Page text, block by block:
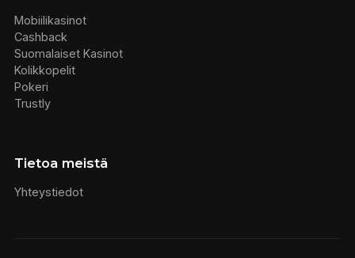
Mobiilikasinot
Cashback
Suomalaiset Kasinot
Kolikkopelit
Pokeri
Trustly
Tietoa meistä
Yhteystiedot